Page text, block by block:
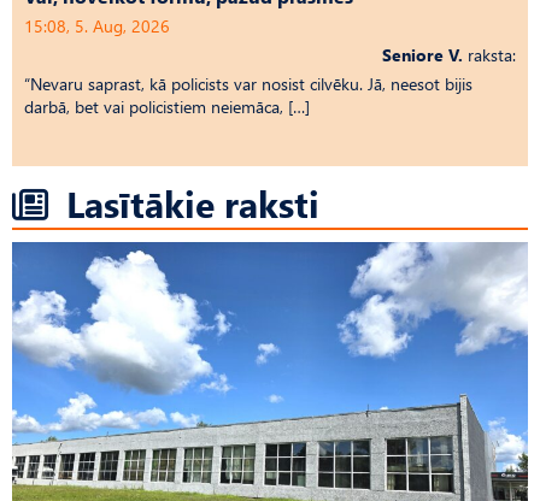
15:08, 5. Aug, 2026
Seniore V. raksta:
“Nevaru saprast, kā policists var nosist cilvēku. Jā, neesot bijis
darbā, bet vai policistiem neiemāca, […]
Lasītākie raksti